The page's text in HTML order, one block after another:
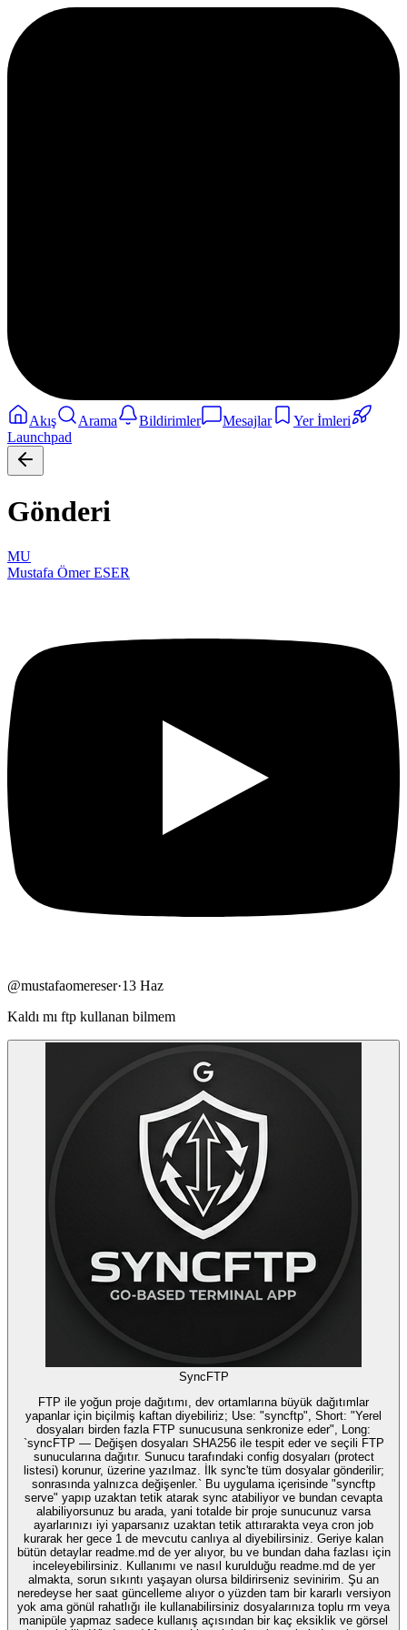
Akış Arama Bildirimler Mesajlar
Yer İmleri
Launchpad
Gönderi
MU
Mustafa Ömer ESER
@mustafaomereser·13 Haz
Kaldı mı ftp kullanan bilmem
SyncFTP
FTP ile yoğun proje dağıtımı, dev ortamlarına büyük dağıtımlar
yapanlar için biçilmiş kaftan diyebiliriz; Use: "syncftp", Short: "Yerel
dosyaları birden fazla FTP sunucusuna senkronize eder", Long:
`syncFTP — Değişen dosyaları SHA256 ile tespit eder ve seçili FTP
sunucularına dağıtır. Sunucu tarafındaki config dosyaları (protect
listesi) korunur, üzerine yazılmaz. İlk sync'te tüm dosyalar gönderilir;
sonrasında yalnızca değişenler.` Bu uygulama içerisinde "syncftp
serve" yapıp uzaktan tetik atarak sync atabiliyor ve bundan cevapta
alabiliyorsunuz bu arada, yani totalde bir proje sunucunuz varsa
ayarlarınızı iyi yaparsanız uzaktan tetik attırarakta veya cron job
kurarak her gece 1 de mevcutu canlıya al diyebilirsiniz. Geriye kalan
bütün detaylar readme.md de yer alıyor, bu ve bundan daha fazlası için
inceleyebilirsiniz. Kullanımı ve nasıl kurulduğu readme.md de yer
almakta, sorun sıkıntı yaşayan olursa bildirirseniz sevinirim. Şu an
neredeyse her saat güncelleme alıyor o yüzden tam bir kararlı versiyon
yok ama gönül rahatlığı ile kullanabilirsiniz dosyalarınıza toplu rm veya
manipüle yapmaz sadece kullanış açısından bir kaç eksiklik ve görsel